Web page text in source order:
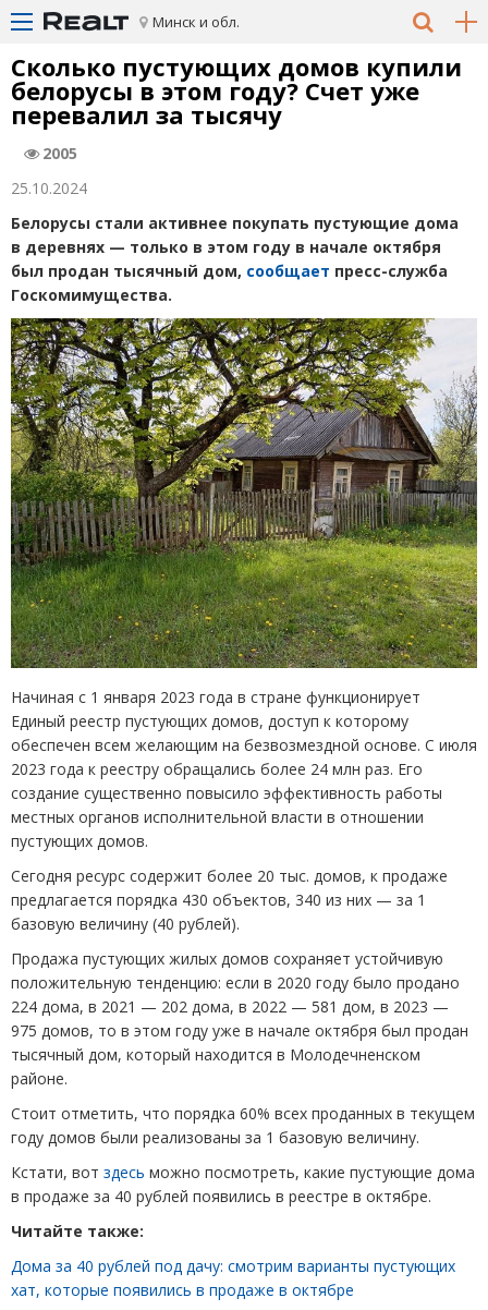
Минск и обл.
Сколько пустующих домов купили
белорусы в этом году? Счет уже
перевалил за тысячу
2005
25.10.2024
Белорусы стали активнее покупать пустующие дома
в деревнях — только в этом году в начале октября
был продан тысячный дом, сообщает пресс-служба
Госкомимущества.
Начиная с 1 января 2023 года в стране функционирует
Единый реестр пустующих домов, доступ к которому
обеспечен всем желающим на безвозмездной основе. С июля
2023 года к реестру обращались более 24 млн раз. Его
создание существенно повысило эффективность работы
местных органов исполнительной власти в отношении
пустующих домов.
Сегодня ресурс содержит более 20 тыс. домов, к продаже
предлагается порядка 430 объектов, 340 из них — за 1
базовую величину (40 рублей).
Продажа пустующих жилых домов сохраняет устойчивую
положительную тенденцию: если в 2020 году было продано
224 дома, в 2021 — 202 дома, в 2022 — 581 дом, в 2023 —
975 домов, то в этом году уже в начале октября был продан
тысячный дом, который находится в Молодечненском
районе.
Стоит отметить, что порядка 60% всех проданных в текущем
году домов были реализованы за 1 базовую величину.
Кстати, вот здесь можно посмотреть, какие пустующие дома
в продаже за 40 рублей появились в реестре в октябре.
Читайте также:
Дома за 40 рублей под дачу: смотрим варианты пустующих
хат, которые появились в продаже в октябре